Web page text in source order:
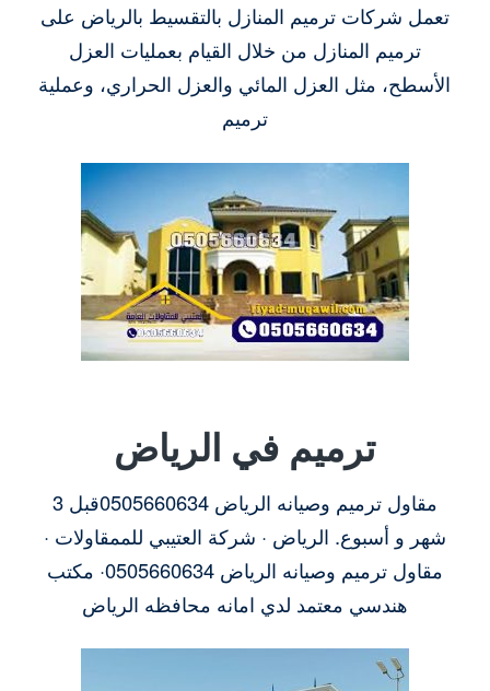
تعمل شركات ترميم المنازل بالتقسيط بالرياض على
ترميم المنازل من خلال القيام بعمليات العزل
الأسطح، مثل العزل المائي والعزل الحراري، وعملية
ترميم
ترميم في الرياض
مقاول ترميم وصيانه الرياض 0505660634قبل 3
شهر و أسبوع. الرياض · شركة العتيبي للممقاولات ·
مقاول ترميم وصيانه الرياض 0505660634· مكتب
هندسي معتمد لدي امانه محافظه الرياض